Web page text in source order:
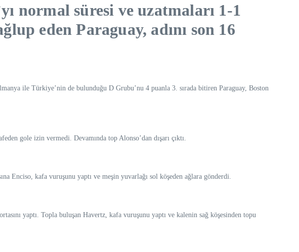
normal süresi ve uzatmaları 1-1
eden Paraguay, adını son 16
ile Türkiye’nin de bulunduğu D Grubu’nu 4 puanla 3. sırada bitiren Paraguay, Boston
gole izin vermedi. Devamında top Alonso’dan dışarı çıktı.
Enciso, kafa vuruşunu yaptı ve meşin yuvarlağı sol köşeden ağlara gönderdi.
yaptı. Topla buluşan Havertz, kafa vuruşunu yaptı ve kalenin sağ köşesinden topu